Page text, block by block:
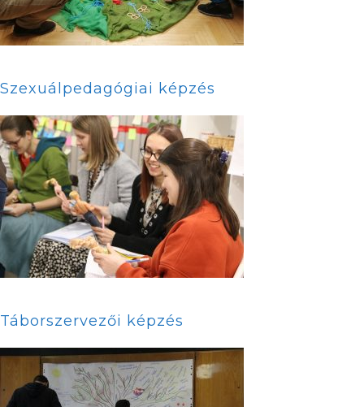
Szexuálpedagógiai képzés
Táborszervezői képzés